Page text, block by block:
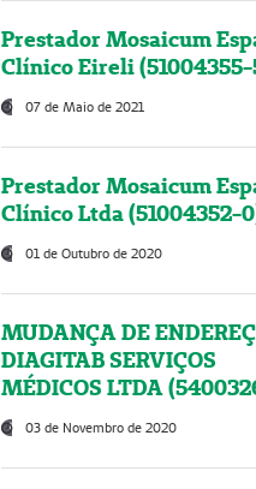
Prestador Mosaicum
Clínico Eireli
07 de Maio de 2021
Prestador Mosaicum
Clínico Ltda (51004352-
01 de Outubro de 2020
MUDANÇA DE
DIAGITAB SERVIÇOS
MÉDICOS LTDA
03 de Novembro de 2020